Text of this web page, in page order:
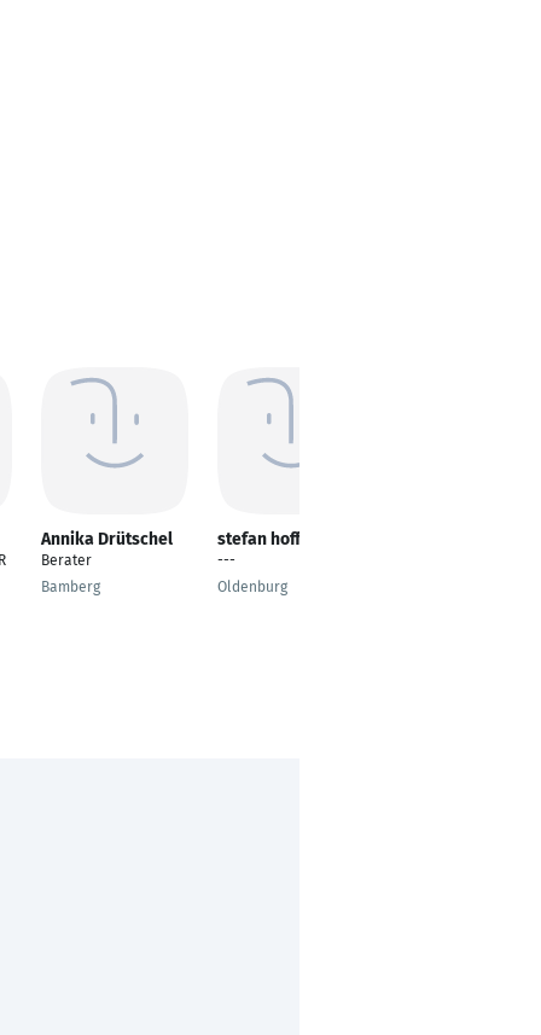
Annika Drütschel
Berater
Bamberg
stefan hoff
---
Oldenburg